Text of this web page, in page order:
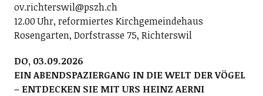
ov.richterswil@pszh.ch
12.00 Uhr, reformiertes Kirchgemeindehaus
Rosengarten, Dorfstrasse 75, Richterswil
DO, 03.09.2026
EIN ABENDSPAZIERGANG IN DIE WELT DER VÖGEL
– ENTDECKEN SIE MIT URS HEINZ AERNI